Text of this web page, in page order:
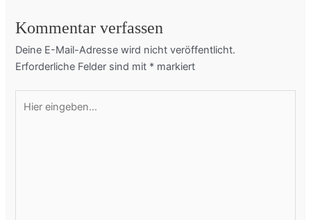
Kommentar verfassen
Deine E-Mail-Adresse wird nicht veröffentlicht.
Erforderliche Felder sind mit * markiert
eingeben…